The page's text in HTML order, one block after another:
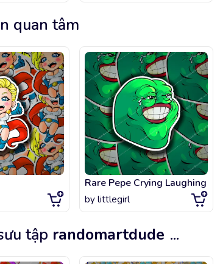
quan tâm
Rare Pepe Crying Laughing
by littlegirl
tập randomartdude ...